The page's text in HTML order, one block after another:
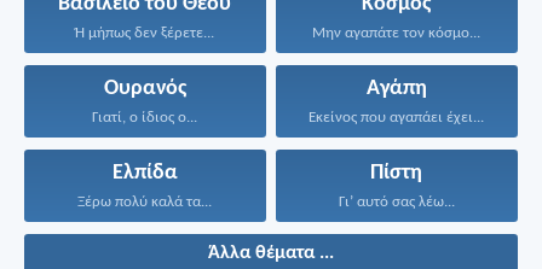
Ή μήπως δεν ξέρετε... Μην αγαπάτε τον κόσμο...
Ουρανός
Γιατί, ο ίδιος ο...
Αγάπη
Εκείνος που αγαπάει έχει...
Ελπίδα
Ξέρω πολύ καλά τα...
Πίστη
Γι’ αυτό σας λέω...
Άλλα θέματα ...